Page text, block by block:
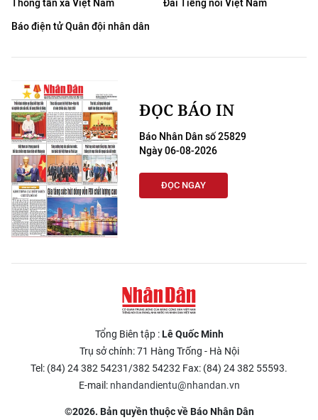
Thông tấn xã Việt Nam
Đài Tiếng nói Việt Nam
Báo điện tử Quân đội nhân dân
ĐỌC BÁO IN
Báo Nhân Dân số 25829
Ngày 06-08-2026
ĐỌC NGAY
Tổng Biên tập :Lê Quốc Minh
Trụ sở chính: 71 Hàng Trống - Hà Nội
Tel: (84) 24 382 54231/382 54232 Fax: (84) 24 382 55593.
E-mail: nhandandientu@nhandan.vn
©2026. Bản quyền thuộc về Báo Nhân Dân